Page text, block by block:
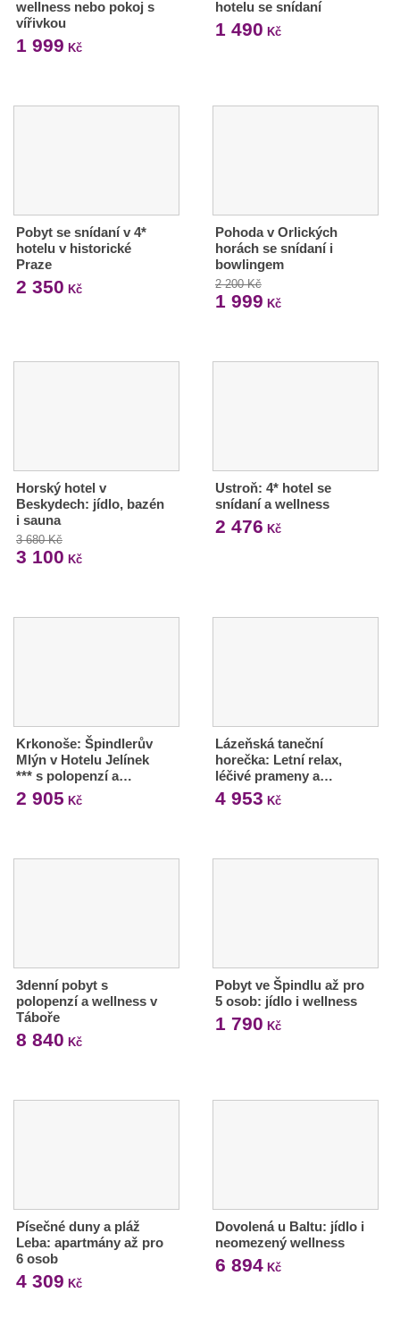
wellness nebo pokoj s
vířivkou
1 999 Kč
hotelu se snídaní
1 490 Kč
Pobyt se snídaní v 4*
hotelu v historické
Praze
2 350 Kč
Pohoda v Orlických
horách se snídaní i
bowlingem
2 200 Kč
1 999 Kč
Horský hotel v
Beskydech: jídlo, bazén
i sauna
3 680 Kč
3 100 Kč
Ustroň: 4* hotel se
snídaní a wellness
2 476 Kč
Krkonoše: Špindlerův
Mlýn v Hotelu Jelínek
*** s polopenzí a…
2 905 Kč
Lázeňská taneční
horečka: Letní relax,
léčivé prameny a…
4 953 Kč
3denní pobyt s
polopenzí a wellness v
Táboře
8 840 Kč
Pobyt ve Špindlu až pro
5 osob: jídlo i wellness
1 790 Kč
Písečné duny a pláž
Leba: apartmány až pro
6 osob
4 309 Kč
Dovolená u Baltu: jídlo i
neomezený wellness
6 894Kč